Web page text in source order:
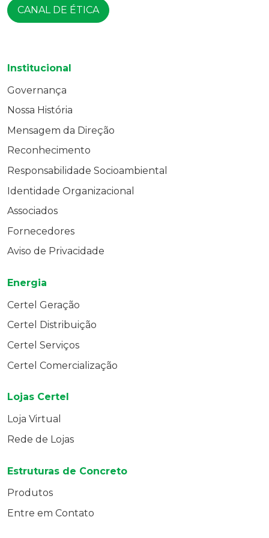
CANAL DE ÉTICA
Institucional
Governança
Nossa História
Mensagem da Direção
Reconhecimento
Responsabilidade Socioambiental
Identidade Organizacional
Associados
Fornecedores
Aviso de Privacidade
Energia
Certel Geração
Certel Distribuição
Certel Serviços
Certel Comercialização
Lojas Certel
Loja Virtual
Rede de Lojas
Estruturas de Concreto
Produtos
Entre em Contato